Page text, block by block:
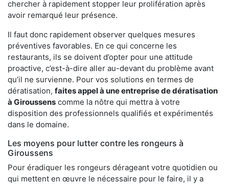
chercher à rapidement stopper leur prolifération après
avoir remarqué leur présence.
Il faut donc rapidement observer quelques mesures
préventives favorables. En ce qui concerne les
restaurants, ils se doivent d’opter pour une attitude
proactive, c’est-à-dire aller au-devant du problème avant
qu’il ne survienne. Pour vos solutions en termes de
dératisation, faites appel à une entreprise de dératisation
à Giroussens comme la nôtre qui mettra à votre
disposition des professionnels qualifiés et expérimentés
dans le domaine.
Les moyens pour lutter contre les rongeurs à
Giroussens
Pour éradiquer les rongeurs dérageant votre quotidien ou
qui mettent en œuvre le nécessaire pour le faire, il y a